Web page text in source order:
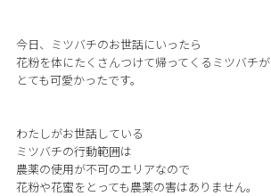
今日、ミツバチのお世話にいったら
花粉を体にたくさんつけて帰ってくるミツバチが
とても可愛かったです。
わたしがお世話している
ミツバチの行動範囲は
農薬の使用が不可のエリアなので
花粉や花蜜をとっても農薬の害はありません。